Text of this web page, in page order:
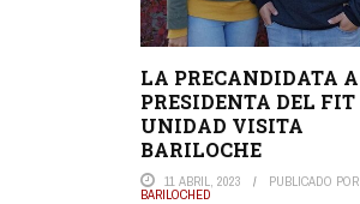
LA PRECANDIDATA A
PRESIDENTA DEL FIT
UNIDAD VISITA
BARILOCHE
11 ABRIL, 2023 PUBLICADO POR
BARILOCHED